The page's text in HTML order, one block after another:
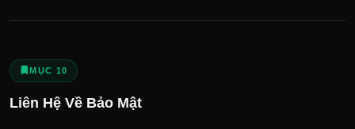
MỤC 10
Liên Hệ Về Bảo Mật